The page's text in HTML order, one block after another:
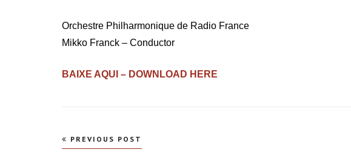
Orchestre Philharmonique de Radio France
Mikko Franck – Conductor
BAIXE AQUI – DOWNLOAD HERE
Navegação
PREVIOUS POST